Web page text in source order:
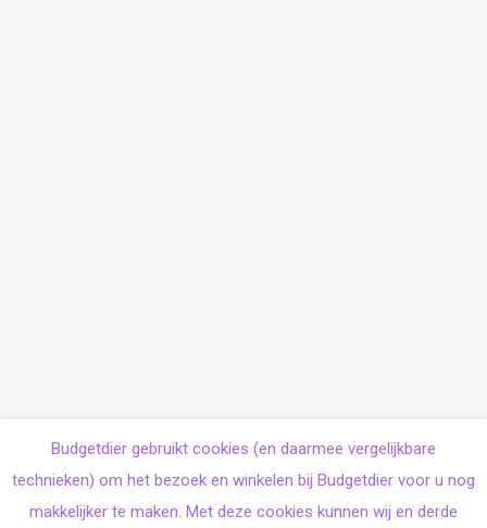
Budgetdier gebruikt cookies (en daarmee vergelijkbare
technieken) om het bezoek en winkelen bij Budgetdier voor u nog
makkelijker te maken. Met deze cookies kunnen wij en derde